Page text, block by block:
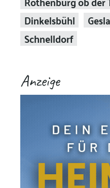
Dinkelsbühl
Schnelldorf
Anzeige